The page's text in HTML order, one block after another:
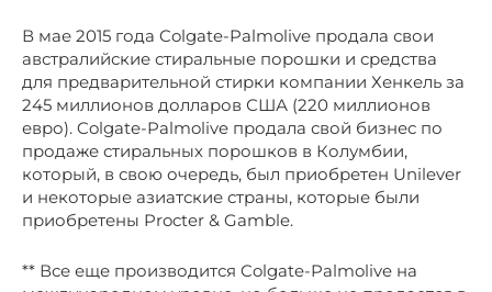
В мае 2015 года Colgate-Palmolive продала свои
австралийские стиральные порошки и средства
для предварительной стирки компании Хенкель за
245 миллионов долларов США (220 миллионов
евро). Colgate-Palmolive продала свой бизнес по
продаже стиральных порошков в Колумбии,
который, в свою очередь, был приобретен Unilever
и некоторые азиатские страны, которые были
приобретены Procter & Gamble.
** Все еще производится Colgate-Palmolive на